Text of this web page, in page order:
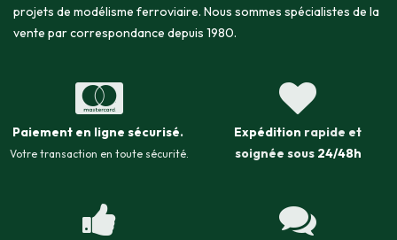
projets de modélisme ferroviaire. Nous sommes spécialistes de la
vente par correspondance depuis 1980.
Paiement en ligne sécurisé.
Votre transaction en toute sécurité.
Expédition rapide et
soignée sous 24/48h